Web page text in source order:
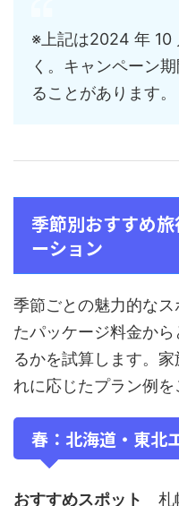
※上記は2024 年 10
く。キャンペーン
ることがあります。
季節別おすすめ
ーション
季節ごとの魅力的な
たパッケージ料金か
るかを試算します。
れに応じたプラン例を
春：北海道・東北
おすすめスポット 札